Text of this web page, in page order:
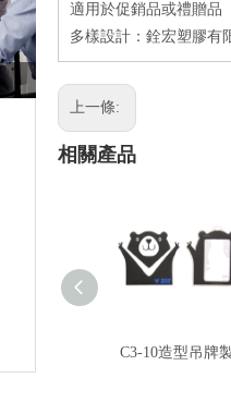
適用於促銷品或禮贈品
多樣設計：銓宏塑膠有
上一條:
相關產品
C3-10造型吊牌